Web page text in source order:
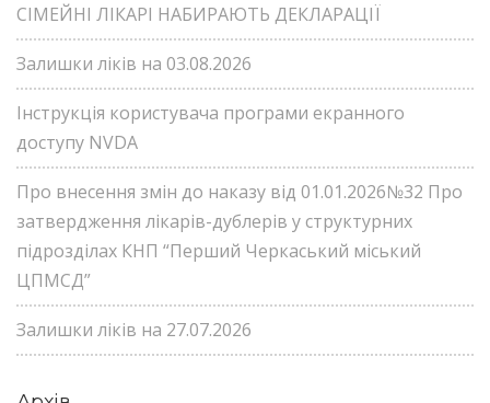
СІМЕЙНІ ЛІКАРІ НАБИРАЮТЬ ДЕКЛАРАЦІЇ
Залишки ліків на 03.08.2026
Інструкція користувача програми екранного
доступу NVDA
Про внесення змін до наказу від 01.01.2026№32 Про
затвердження лікарів-дублерів у структурних
підрозділах КНП “Перший Черкаський міський
ЦПМСД”
Залишки ліків на 27.07.2026